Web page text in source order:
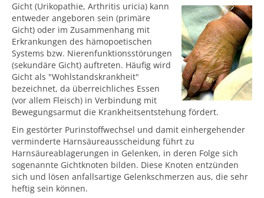
Gicht (Urikopathie, Arthritis uricia) kann
entweder angeboren sein (primäre
Gicht) oder im Zusammenhang mit
Erkrankungen des hämopoetischen
Systems bzw. Nierenfunktionsstörungen
(sekundäre Gicht) auftreten. Häufig wird
Gicht als "Wohlstandskrankheit"
bezeichnet, da überreichliches Essen
(vor allem Fleisch) in Verbindung mit
Bewegungsarmut die Krankheitsentstehung fördert.
Ein gestörter Purinstoffwechsel und damit einhergehender
verminderte Harnsäureausscheidung führt zu
Harnsäureablagerungen in Gelenken, in deren Folge sich
sogenannte Gichtknoten bilden. Diese Knoten entzünden
sich und lösen anfallsartige Gelenkschmerzen aus, die sehr
heftig sein können.